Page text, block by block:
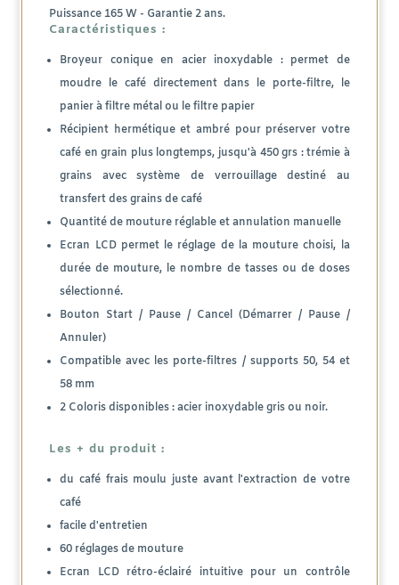
Puissance 165 W - Garantie 2 ans.
Caractéristiques :
Broyeur conique en acier inoxydable : permet de
moudre le café directement dans le porte-filtre, le
panier à filtre métal ou le filtre papier
Récipient hermétique et ambré pour préserver votre
café en grain plus longtemps, jusqu'à 450 grs : trémie à
grains avec système de verrouillage destiné au
transfert des grains de café
Quantité de mouture réglable et annulation manuelle
Ecran LCD permet le réglage de la mouture choisi, la
durée de mouture, le nombre de tasses ou de doses
sélectionné.
Bouton Start / Pause / Cancel (Démarrer / Pause /
Annuler)
Compatible avec les porte-filtres / supports 50, 54 et
58 mm
2 Coloris disponibles : acier inoxydable gris ou noir.
Les + du produit :
du café frais moulu juste avant l'extraction de votre
café
facile d'entretien
60 réglages de mouture
Ecran LCD rétro-éclairé intuitive pour un contrôle